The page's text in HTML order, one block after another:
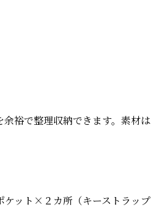
裕で整理収納できます。素材は
ケット×２カ所（キーストラップ